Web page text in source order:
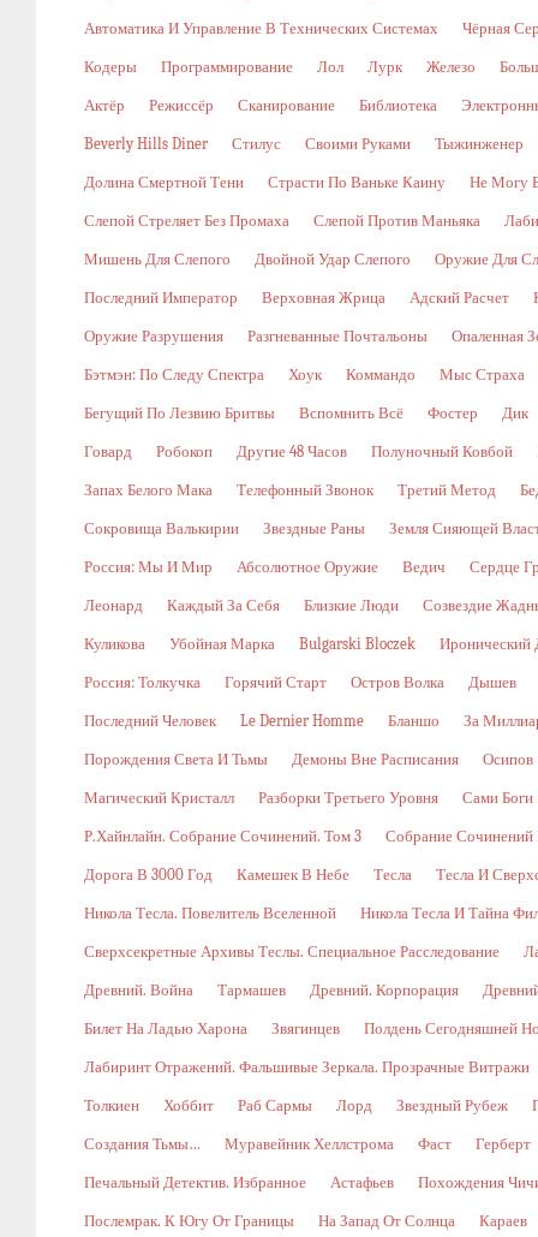
Автоматика И Управление В Технических Системах Чёрная
Кодеры Программирование Лол Лурк Железо
Актёр Режиссёр Сканирование Библиотека
Beverly Hills Diner Стилус Своими Руками Тыжинженер
Долина Смертной Тени Страсти По Ваньке Каину Не Могу
Слепой Стреляет Без Промаха Слепой Против Маньяка
Мишень Для Слепого Двойной Удар Слепого Оружие Для
Последний Император Верховная Жрица Адский Расчет
Оружие Разрушения Разгневанные Почтальоны Опаленная
Бэтмэн: По Следу Спектра Хоук Коммандо Мыс Страха
Бегущий По Лезвию Бритвы Вспомнить Всё Фостер Дик
Говард Робокоп Другие 48 Часов Полуночный Ковбой
Запах Белого Мака Телефонный Звонок Третий Метод
Сокровища Валькирии Звездные Раны Земля Сияющей
Россия: Мы И Мир Абсолютное Оружие Ведич Сердце
Леонард Каждый За Себя Близкие Люди Созвездие
Куликова Убойная Марка Bulgarski Bloczek Иронический
Россия: Толкучка Горячий Старт Остров Волка Дышев
Последний Человек Le Dernier Homme Бланшо За
Порождения Света И Тьмы Демоны Вне Расписания Осипов
Магический Кристалл Разборки Третьего Уровня Сами Боги
Р.Хайнлайн. Собрание Сочинений. Том 3 Собрание Сочинений
Дорога В 3000 Год Камешек В Небе Тесла Тесла И
Никола Тесла. Повелитель Вселенной Никола Тесла И Тайна
Сверхсекретные Архивы Теслы. Специальное Расследование
Древний. Война Тармашев Древний. Корпорация
Билет На Ладью Харона Звягинцев Полдень Сегодняшней
Лабиринт Отражений. Фальшивые Зеркала. Прозрачные Витражи
Толкиен Хоббит Раб Сармы Лорд Звездный Рубеж
Создания Тьмы… Муравейник Хеллстрома Фаст Герберт
Печальный Детектив. Избранное Астафьев Похождения
Послемрак. К Югу От Границы На Запад От Солнца Караев